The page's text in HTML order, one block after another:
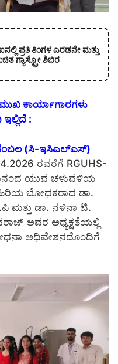
ಪ್ರತಿ ತಿಂಗಳ ಎರಡನೇ ಮತ್ತು
ಗ್ಯಾಸ್ಟ್ರೋ ಶಿಬಿರ
ಕಾರ್ಯಾಗಾರಗಳು
:
ಬೆಂಬಲ (ಸಿ-ಇಸಿಎಲ್ಎಸ್)
ರವರೆಗೆ RGUHS-
ಯುವ ಚಳುವಳಿಯ
ಬೋಧಕರಾದ ಡಾ.
ಮತ್ತು ಡಾ. ನಳಿನಾ ಟಿ.
ಅವರ ಅಧ್ಯಕ್ಷತೆಯಲ್ಲಿ
ಅಧಿವೇಶನದೊಂದಿಗೆ